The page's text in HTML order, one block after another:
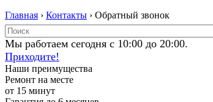
Главная › Контакты › Обратный звонок
Мы работаем сегодня с 10:00 до 20:00.
Приходите!
Наши преимущества
Ремонт на месте
от 15 минут